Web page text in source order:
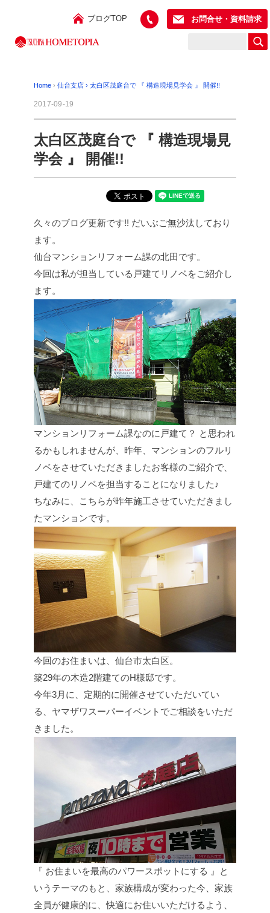
ブログTOP お問合せ・資料請求
Home › 仙台支店 › 太白区茂庭台で 『 構造現場見学会 』 開催!!
2017-09-19
太白区茂庭台で 『 構造現場見
学会 』 開催!!
久々のブログ更新です!! だいぶご無沙汰しており
ます。
仙台マンションリフォーム課の北田です。
今回は私が担当している戸建てリノベをご紹介し
ます。
マンションリフォーム課なのに戸建て？ と思われ
るかもしれませんが、昨年、マンションのフルリ
ノベをさせていただきましたお客様のご紹介で、
戸建てのリノベを担当することになりました♪
ちなみに、こちらが昨年施工させていただきまし
たマンションです。
今回のお住まいは、仙台市太白区。
築29年の木造2階建てのH様邸です。
今年3月に、定期的に開催させていただいてい
る、ヤマザワスーパーイベントでご相談をいただ
きました。
『 お住まいを最高のパワースポットにする 』と
いうテーマのもと、家族構成が変わった今、家族
全員が健康的に、快適にお住いいただけるよう、